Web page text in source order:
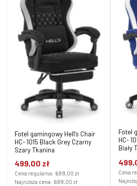
Fotel gamingowy Hell's Chair
HC- 1015 Black Grey Czarny
Szary Tkanina
499,00 zł
Cena regularna: 699,00 zł
Najniższa cena: 699,00 zł
Fotel
HC-
Biały
Cena